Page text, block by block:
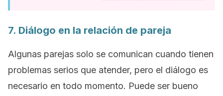
7. Diálogo en la relación de pareja
Algunas parejas solo se comunican cuando tienen
problemas serios que atender, pero el diálogo es
necesario en todo momento. Puede ser bueno